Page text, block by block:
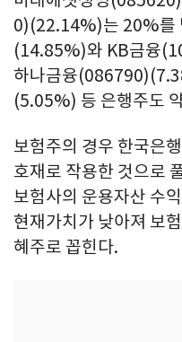
0)(22.14%)는 20%를
(14.85%)와 KB금융
하나금융
(5.05%) 등 은행주도
보험주의 경우 한국은
호재로 작용한 것으로
보험사의 운용자산 수
현재가치가 낮아져 보
혜주로 꼽힌다.